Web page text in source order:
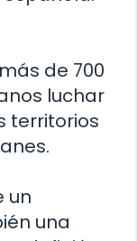
de 700
luchar
territorios
un
una